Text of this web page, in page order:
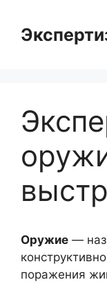
содержимому
Оружие —
поражения